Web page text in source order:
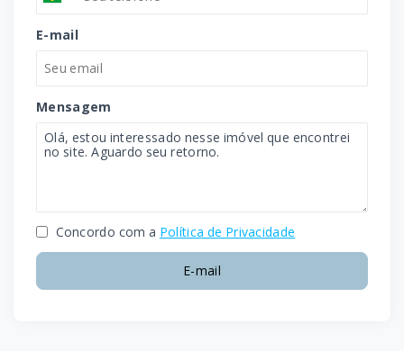
E-mail
Mensagem
Concordo com a Política de Privacidade
E-mail